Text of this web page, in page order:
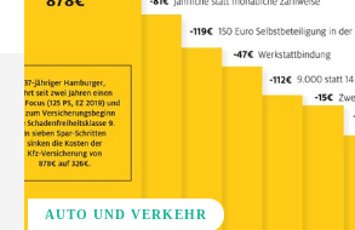
AUTO UND VERKEHR